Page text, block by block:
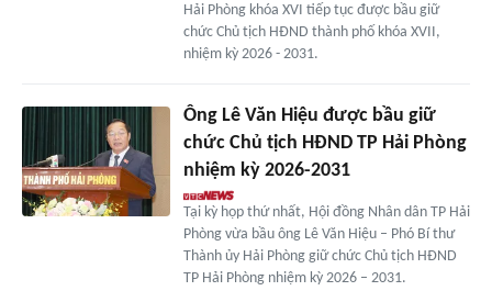
Hải Phòng khóa XVI tiếp tục được bầu giữ
chức Chủ tịch HĐND thành phố khóa XVII,
nhiệm kỳ 2026 - 2031.
Ông Lê Văn Hiệu được bầu giữ
chức Chủ tịch HĐND TP Hải Phòng
nhiệm kỳ 2026-2031
Tại kỳ họp thứ nhất, Hội đồng Nhân dân TP Hải
Phòng vừa bầu ông Lê Văn Hiệu – Phó Bí thư
Thành ủy Hải Phòng giữ chức Chủ tịch HĐND
TP Hải Phòng nhiệm kỳ 2026 – 2031.